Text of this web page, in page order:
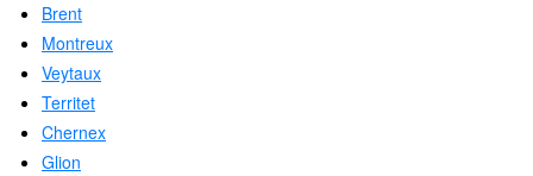
Brent
Montreux
Veytaux
Territet
Chernex
Glion